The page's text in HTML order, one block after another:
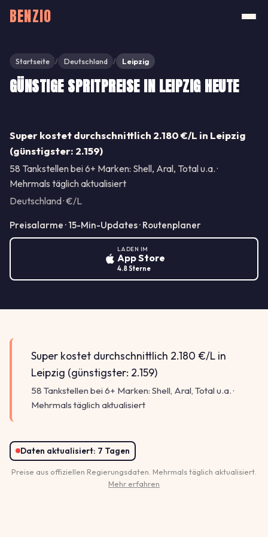
BENZIO
Startseite / Deutschland / Leipzig
GÜNSTIGE SPRITPREISE IN LEIPZIG HEUTE
Super kostet durchschnittlich 2.180 €/L in Leipzig
(günstigster: 2.159)
58 Tankstellen bei 6+ Marken: Shell, Aral, Total u.a. ·
Mehrmals täglich aktualisiert
Deutschland · €/L
Preisalarme · 15-Min-Updates · Routenplaner
LADEN IM
App Store
4.8 Sterne
Super kostet durchschnittlich 2.180 €/L in
Leipzig (günstigster: 2.159)
58 Tankstellen bei 6+ Marken: Shell, Aral, Total u.a. ·
Mehrmals täglich aktualisiert
Daten aktualisiert: 7 Tagen
Preise aus offiziellen Regierungsdaten. Mehrmals täglich aktualisiert.
Mehr erfahren
2.168